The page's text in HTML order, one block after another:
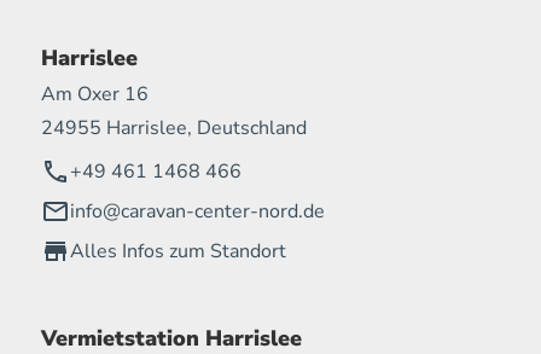
Harrislee
Am Oxer 16
24955 Harrislee, Deutschland
+49 461 1468 466
info@caravan-center-nord.de
Alles Infos zum Standort
Vermietstation Harrislee